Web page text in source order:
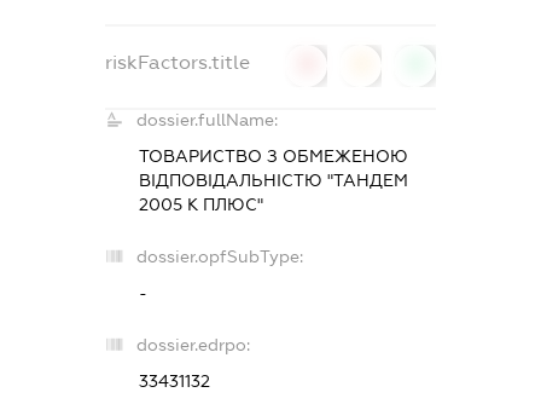
riskFactors.title
dossier.fullName:
ТОВАРИСТВО З ОБМЕЖЕНОЮ
ВІДПОВІДАЛЬНІСТЮ "ТАНДЕМ
2005 К ПЛЮС"
dossier.opfSubType:
-
dossier.edrpo:
33431132